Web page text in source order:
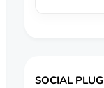
SOCIAL